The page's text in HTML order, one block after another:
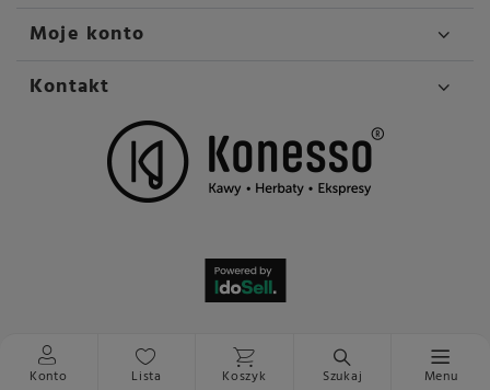
Moje konto
Kontakt
Konto Lista Koszyk Szukaj Menu